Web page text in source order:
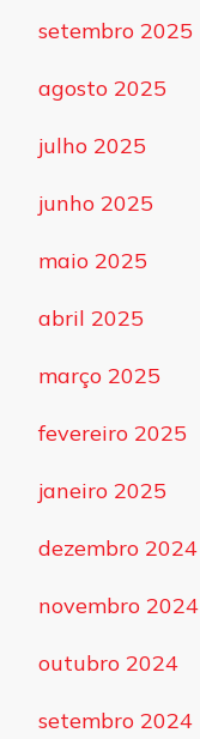
setembro 2025
agosto 2025
julho 2025
junho 2025
maio 2025
abril 2025
março 2025
fevereiro 2025
janeiro 2025
dezembro 2024
novembro 2024
outubro 2024
setembro 2024